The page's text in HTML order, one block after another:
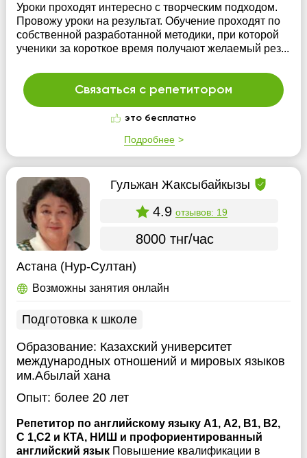
Уроки проходят интересно с творческим подходом.
Провожу уроки на результат. Обучение проходят по
собственной разработанной методики, при которой
ученики за короткое время получают желаемый рез...
Связаться с репетитором
это бесплатно
Подробнее
Гульжан Жаксыбайкызы
4.9 отзывов: 19
8000 тнг/час
Астана (Нур-Султан)
Возможны занятия онлайн
Подготовка к школе
Образование: Казахский университет
международных отношений и мировых языков
им.Абылай хана
Опыт: более 20 лет
Репетитор по английскому языку А1, А2, В1, В2,
С 1,С2 и КТА, НИШ и профориентированный
английский язык Повышение квалификации в